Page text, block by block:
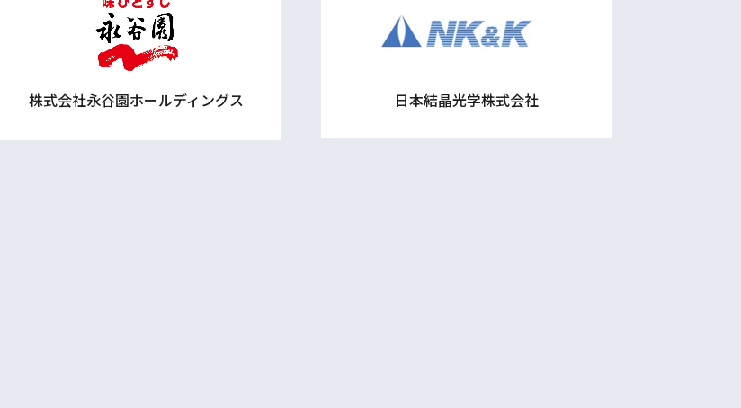
株式会社永谷園ホールディングス 日本結晶光学株式会社